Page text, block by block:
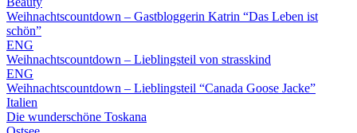
Weihnachtscountdown – Gastbloggerin Katrin “Das Leben ist
schön”
ENG
Weihnachtscountdown – Lieblingsteil von strasskind
ENG
Weihnachtscountdown – Lieblingsteil “Canada Goose Jacke”
Italien
Die wunderschöne Toskana